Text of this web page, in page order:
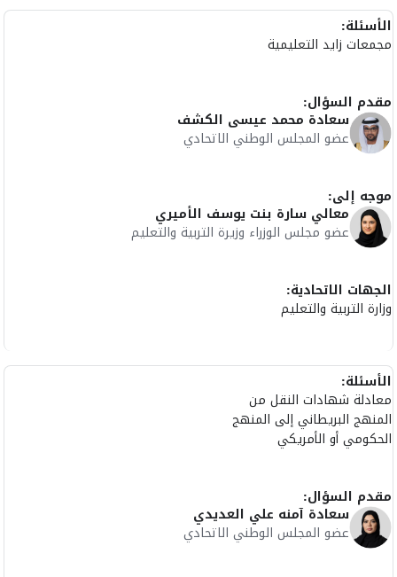
الأسئلة:
مجمعات زايد التعليمية
مقدم السؤال:
سعادة محمد عيسى الكشف
عضو المجلس الوطني الاتحادي
موجه إلى:
معالي سارة بنت يوسف الأميري
عضو مجلس الوزراء وزيرة التربية والتعليم
الجهات الاتحادية:
وزارة التربية والتعليم
الأسئلة:
معادلة شهادات النقل من
المنهج البريطاني إلى المنهج
الحكومي أو الأمريكي
مقدم السؤال:
سعادة آمنه علي العديدي
عضو المجلس الوطني الاتحادي